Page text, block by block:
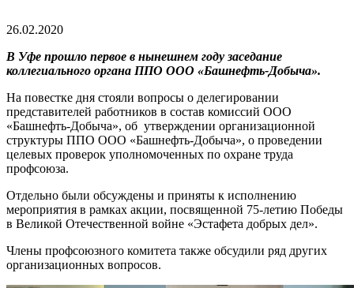
26.02.2020
В Уфе прошло первое в нынешнем году заседание
коллегиального органа ППО ООО «Башнефть-Добыча».
На повестке дня стояли вопросы о делегировании
представителей работников в состав комиссий ООО
«Башнефть-Добыча», об утверждении организационной
структуры ППО ООО «Башнефть-Добыча», о проведении
целевых проверок уполномоченных по охране труда
профсоюза.
Отдельно были обсуждены и приняты к исполнению
мероприятия в рамках акции, посвященной 75-летию Победы
в Великой Отечественной войне «Эстафета добрых дел».
Члены профсоюзного комитета также обсудили ряд других
организационных вопросов.